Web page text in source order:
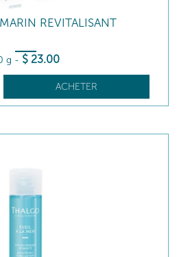
REVITALISANT
g - $ 23.00
ACHETER